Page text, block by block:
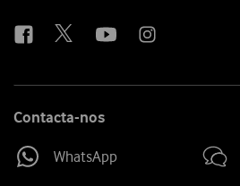
Contacta-nos
WhatsApp